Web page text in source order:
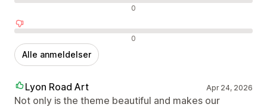
Neutrale anmeldelser 0
Negative anmeldelser 0
Alle anmeldelser
Lyon Road Art Apr 24, 2026
Not only is the theme beautiful and makes our